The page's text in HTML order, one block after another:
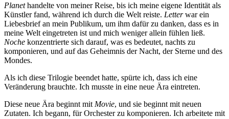
Planethandelte von meiner Reise, bis ich meine eigene Identität als
Künstler fand, während ich durch die Welt reiste. Letterwar ein
Liebesbrief an mein Publikum, um ihm dafür zu danken, dass es in
meine Welt eingetreten ist und mich weniger allein fühlen ließ.
Noche konzentrierte sich darauf, was es bedeutet, nachts zu
komponieren, und auf das Geheimnis der Nacht, der Sterne und des
Mondes.
Als ich diese Trilogie beendet hatte, spürte ich, dass ich eine
Veränderung brauchte. Ich musste in eine neue Ära eintreten.
Diese neue Ära beginnt mit Movie, und sie beginnt mit neuen
Zutaten. Ich begann, für Orchester zu komponieren. Ich arbeitete mit